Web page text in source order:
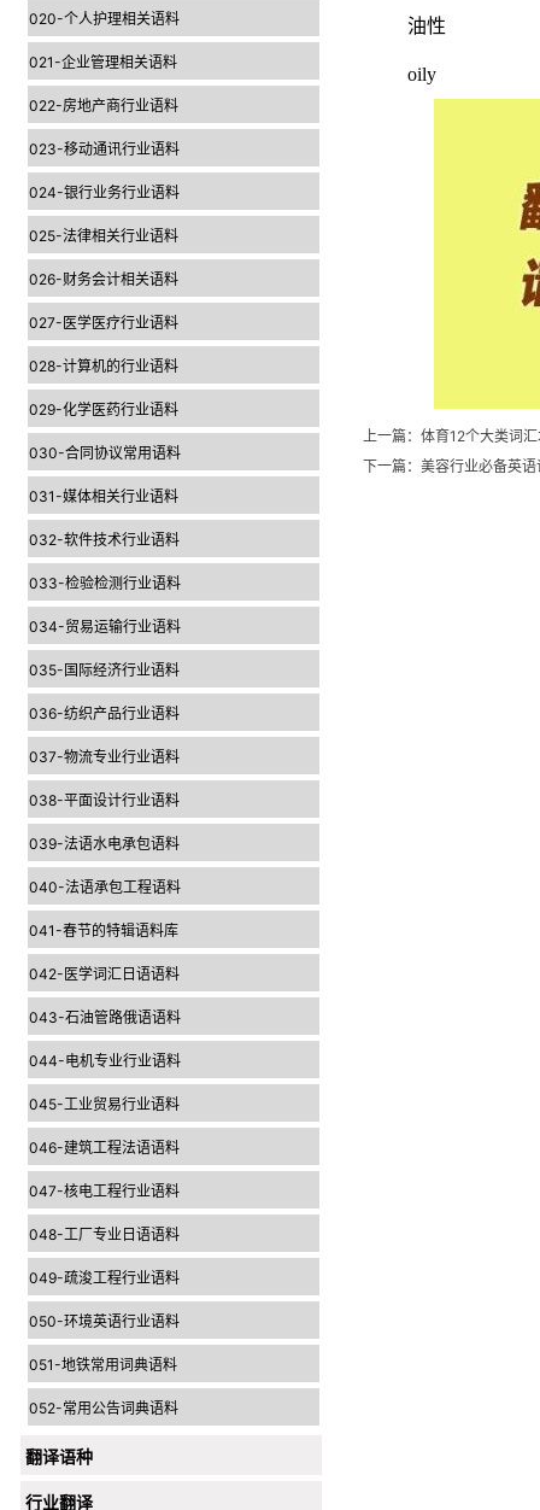
020-个人护理相关语料
021-企业管理相关语料
022-房地产商行业语料
023-移动通讯行业语料
024-银行业务行业语料
025-法律相关行业语料
026-财务会计相关语料
027-医学医疗行业语料
028-计算机的行业语料
029-化学医药行业语料
030-合同协议常用语料
031-媒体相关行业语料
032-软件技术行业语料
033-检验检测行业语料
034-贸易运输行业语料
035-国际经济行业语料
036-纺织产品行业语料
037-物流专业行业语料
038-平面设计行业语料
039-法语水电承包语料
040-法语承包工程语料
041-春节的特辑语料库
042-医学词汇日语语料
043-石油管路俄语语料
044-电机专业行业语料
045-工业贸易行业语料
046-建筑工程法语语料
047-核电工程行业语料
048-工厂专业日语语料
049-疏浚工程行业语料
050-环境英语行业语料
051-地铁常用词典语料
052-常用公告词典语料
翻译语种
行业翻译
油性
oily
上一篇： 体育12个大类词
下一篇： 美容行业必备英